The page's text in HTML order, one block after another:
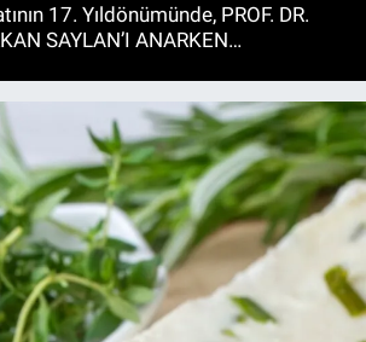
17. Yıldönümünde, PROF. DR.
SAYLAN’I ANARKEN…